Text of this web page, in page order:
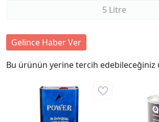
5 Litre
Gelince Haber Ver
Bu ürünün yerine tercih